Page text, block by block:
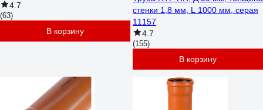
4.7
(63)
В корзину
стенки 1,8 мм, L 1000 мм, серая
11157
4.7
(155)
В корзину